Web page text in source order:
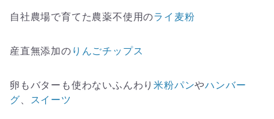
自社農場で育てた農薬不使用のライ麦粉
産直無添加の りんごチップス
卵もバターも使わないふんわり米粉パンやハンバー
グ、 スイーツ